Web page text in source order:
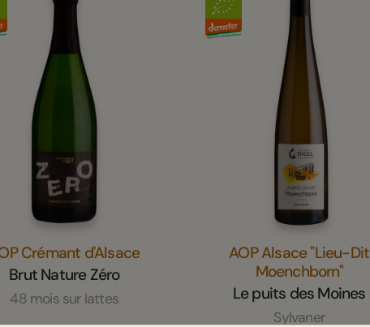
Crémant d'Alsace
Brut Nature Zéro
48 mois sur lattes
AOP Alsace "Lieu-Dit
Moenchborn"
Le puits des Moines
Sylvaner